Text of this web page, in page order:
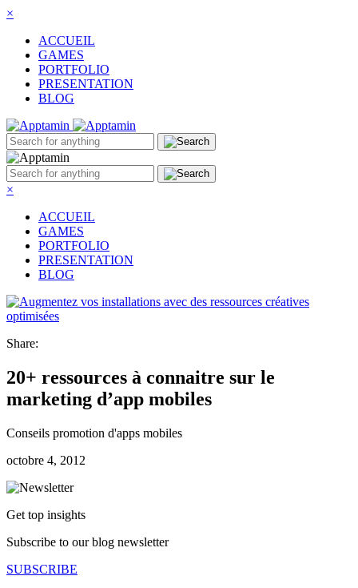
×
ACCUEIL
GAMES
PORTFOLIO
PRESENTATION
BLOG
×
ACCUEIL
GAMES
PORTFOLIO
PRESENTATION
BLOG
Share:
20+ ressources à connaitre sur le
marketing d’app mobiles
Conseils promotion d'apps mobiles
octobre 4, 2012
Get top insights
Subscribe to our blog newsletter
SUBSCRIBE